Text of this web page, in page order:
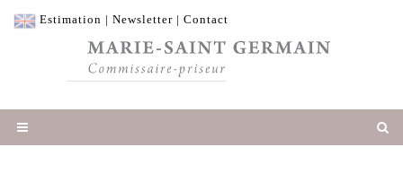
Estimation | Newsletter | Contact